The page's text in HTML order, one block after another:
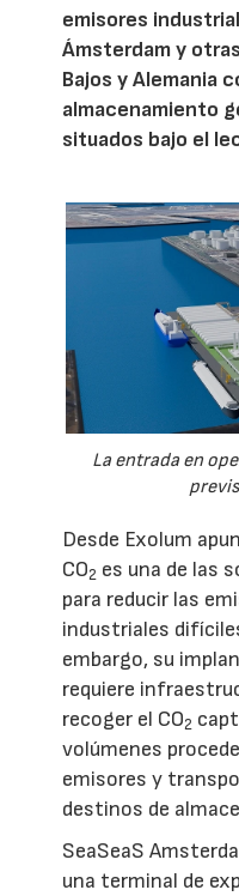
emisores
Ámsterdam y
Bajos y Alemania
almacenamiento
situados bajo el
La entrada en
Desde Exolum
CO2 es una de las
para reducir las
industriales
embargo, su
requiere
recoger el CO2
volúmenes
emisores y
destinos de
SeaSeaS
una terminal de